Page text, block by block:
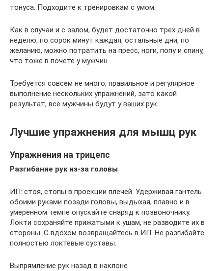
тонуса. Подходите к тренировкам с умом.
Как в случаи и с залом, будет достаточно трех дней в
неделю, по сорок минут каждая, остальные дни, по
желанию, можно потратить на пресс, ноги, попу и спину,
что тоже в почете у мужчин.
Требуется совсем не много, правильное и регулярное
выполнение нескольких упражнений, зато какой
результат, все мужчины будут у ваших рук.
Лучшие упражнения для мышц рук
Упражнения на трицепс
Разгибание рук из-за головы
ИП: стоя, стопы в проекции плечей. Удерживая гантель
обоими руками позади головы, выдыхая, плавно и в
умеренном темпе опускайте снаряд к позвоночнику.
Локти сохраняйте прижатыми к ушам, не разводите их в
стороны. С вдохом возвращайтесь в ИП. Не разгибайте
полностью локтевые суставы.
Выпрямление рук назад в наклоне